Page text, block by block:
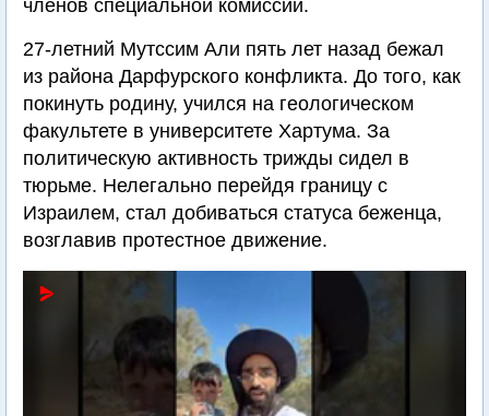
членов специальной комиссии.
27-летний Мутссим Али пять лет назад бежал
из района Дарфурского конфликта. До того, как
покинуть родину, учился на геологическом
факультете в университете Хартума. За
политическую активность трижды сидел в
тюрьме. Нелегально перейдя границу с
Израилем, стал добиваться статуса беженца,
возглавив протестное движение.